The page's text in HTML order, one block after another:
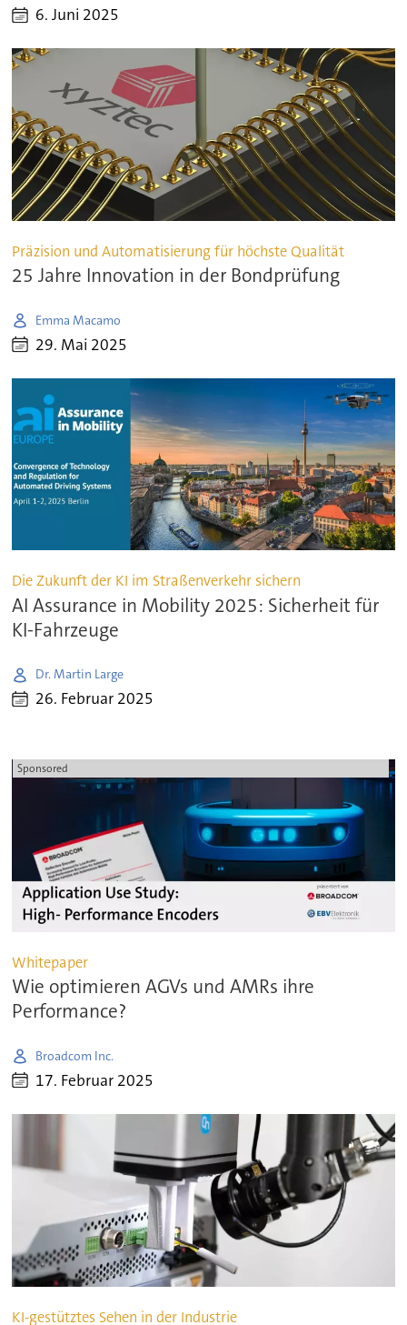
6. Juni 2025
Präzision und Automatisierung für höchste Qualität
25 Jahre Innovation in der Bondprüfung
Emma Macamo
29. Mai 2025
Die Zukunft der KI im Straßenverkehr sichern
AI Assurance in Mobility 2025: Sicherheit für
KI-Fahrzeuge
Dr. Martin Large
26. Februar 2025
Sponsored
Whitepaper
Wie optimieren AGVs und AMRs ihre
Performance?
Broadcom Inc.
17. Februar 2025
KI-gestütztes Sehen in der Industrie